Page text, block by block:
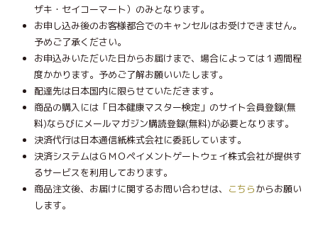
ザキ・セイコーマート）のみとなります。
お申し込み後のお客様都合でのキャンセルはお受けできません。
予めご了承ください。
お申込みいただいた日からお届けまで、場合によっては１週間程
度かかります。予めご了解お願いいたします。
配達先は日本国内に限らせていただきます。
商品の購入には「日本健康マスター検定」のサイト会員登録(無
料)ならびにメールマガジン購読登録(無料)が必要となります。
決済代行は日本通信紙株式会社に委託しています。
決済システムはＧＭＯペイメントゲートウェイ株式会社が提供す
るサービスを利用しております。
商品注文後、お届けに関するお問い合わせは、
こちらからお願い
します。